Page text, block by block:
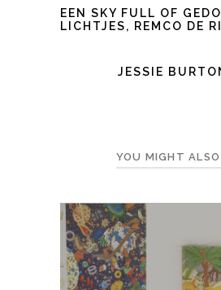
EEN SKY FULL OF
LICHTJES, REMCO DE
JESSIE
YOU MIGHT ALSO